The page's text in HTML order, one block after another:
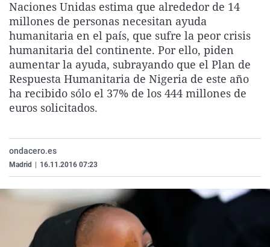
La rosa de los vientos
Gente viajera
Como el perro y el
Caso
Retornados
Equipo de
Operación Viuda
Extremadura
Galicia
La Rioja
Navarra
País Vasco
Virales
Televisión
Elecciones
Naciones Unidas estima que alrededor de 14
millones de personas necesitan ayuda
humanitaria en el país, que sufre la peor crisis
humanitaria del continente. Por ello, piden
aumentar la ayuda, subrayando que el Plan de
Respuesta Humanitaria de Nigeria de este año
ha recibido sólo el 37% de los 444 millones de
euros solicitados.
ondacero.es
Madrid 16.11.2016 07:23